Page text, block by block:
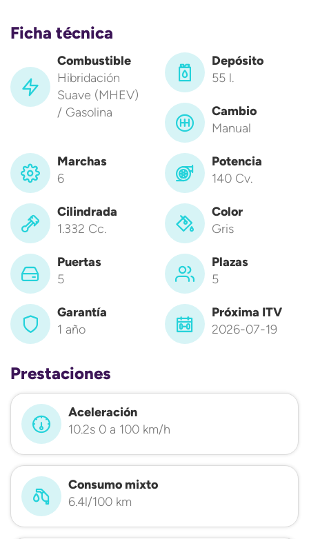
Ficha técnica
Combustible
Hibridación
Suave (MHEV)
/ Gasolina
Depósito
55 l.
Cambio
Manual
Marchas
6
Potencia
140 Cv.
Cilindrada
1.332 Cc.
Color
Gris
Puertas
5
Plazas
5
Garantía
1 año
Próxima ITV
2026-07-19
Prestaciones
Aceleración
10.2s 0 a 100 km/h
Consumo mixto
6.4l/100 km